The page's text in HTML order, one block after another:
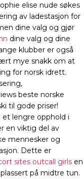
elise nude søkes
av ladestasjon for
dine valg og gjør
dine valg og dine
klubber er også
mye snakk om at
for norsk idrett.
beste norske
til gode priser!
et lengre opphold i
en viktig del av
mennesker og
Dette er
sites outcall girls en
på midtre tun.